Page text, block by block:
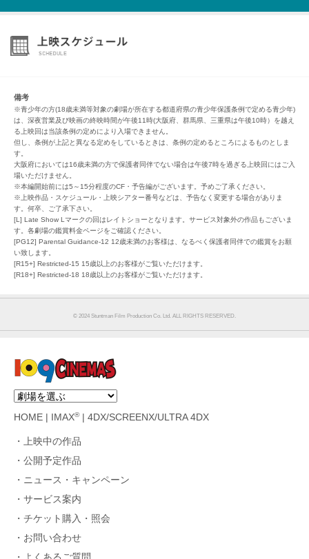
備考
※青少年の方(18歳未満等対象の劇場が所在する都道府県の青少年保護条例で定める青少年)
は、深夜営業及び映画の終映時間が午後11時(大阪府、群馬県、三重県は午後10時）を越え
る上映回は当該条例の定めにより入場できません。
但し、条例が上記と異なる定めをしているときは、条例の定めるところによるものとしま
す。
大阪府においては16歳未満の方で保護者同伴でない場合は午後7時を過ぎる上映回にはご入
場いただけません。
※本編開始前には5～15分程度のCF・予告編がございます。予めご了承ください。
※上映作品・スケジュール・上映シアター番号などは、予告なく変更する場合がありま
す。何卒、ご了承下さい。
[L] Late Show Lマークの回はレイトショーとなります。サービス対象外の作品もございま
す。各劇場の鑑賞料金ページをご確認ください。
[PG12] Parental Guidance-12 12歳未満のお客様は、なるべく保護者同伴での鑑賞をお願
い致します。
[R15+] Restricted-15 15歳以上のお客様がご覧いただけます。
[R18+] Restricted-18 18歳以上のお客様がご覧いただけます。
©︎ 2024 Stuntman Film Production Co. Ltd. ALL RIGHTS RESERVED.
HOME IMAX®| 4DX/SCREENX/ULTRA 4DX
上映中の作品
公開予定作品
ニュース・キャンペーン
サービス案内
チケット購入・照会
お問い合わせ